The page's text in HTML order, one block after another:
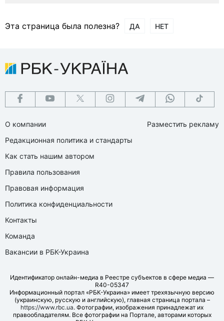
Эта страница была полезна? ДА НЕТ
О компании
Редакционная политика и стандарты
Как стать нашим автором
Правила пользования
Правовая информация
Политика конфиденциальности
Контакты
Команда
Вакансии в РБК-Украина
Разместить рекламу
Идентификатор онлайн-медиа в Реестре субъектов в сфере медиа —
R40-05347
Информационный портал «РБК-Украина» имеет трехязычную версию
(украинскую, русскую и английскую), главная страница портала –
https://www.rbc.ua. Фотографии, изображения принадлежат их
правообладателям. Все фотографии на Портале, авторами которых